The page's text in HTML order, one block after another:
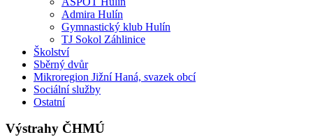
Admira Hulín
Gymnastický klub Hulín
TJ Sokol Záhlinice
Školství
Sběrný dvůr
Mikroregion Jižní Haná, svazek obcí
Sociální služby
Ostatní
Výstrahy ČHMÚ